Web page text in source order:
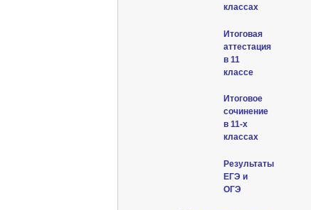
классах
Итоговая
аттестация
в 11
классе
Итоговое
сочинение
в 11-х
классах
Результаты
ЕГЭ и
ОГЭ